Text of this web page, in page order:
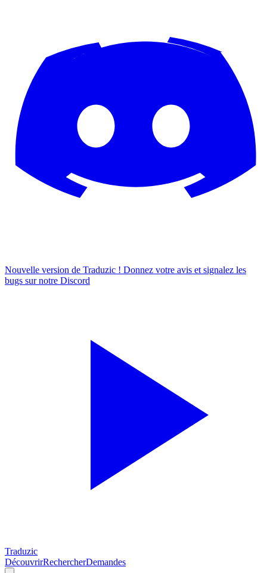
Nouvelle version de Traduzic ! Donnez votre avis et signalez les
bugs sur notre Discord
Traduzic
DécouvrirRechercherDemandes